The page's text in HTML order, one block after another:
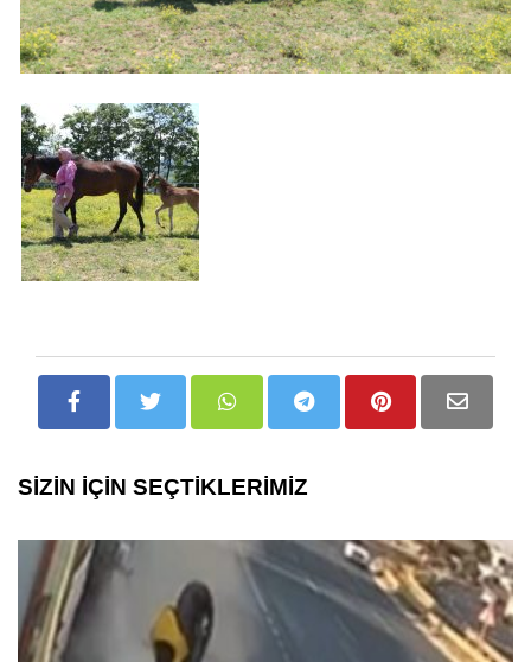
SİZİN İÇİN SEÇTİKLERİMİZ